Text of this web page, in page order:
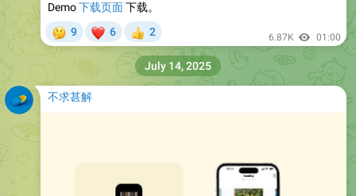
Demo下载页面下载。
9 6
👍
2 6.87K 01:00
不求甚解
July 14, 2025